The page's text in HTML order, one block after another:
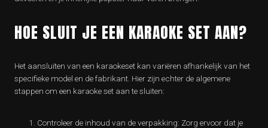
HOE SLUIT JE EEN KARAOKE SET AAN?
Het aansluiten van een karaokeset kan variëren afhankelijk van het
specifieke model en de fabrikant. Hier zijn echter de algemene
stappen om een karaoke set aan te sluiten:
Controleer de inhoud van de verpakking: Zorg ervoor dat je